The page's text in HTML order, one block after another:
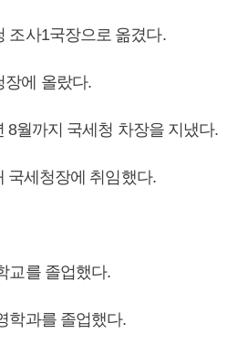
조사1국장으로 옮겼다.
장에 올랐다.
8월까지 국세청 차장을 지냈다.
국세청장에 취임했다.
교를 졸업했다.
학과를 졸업했다.